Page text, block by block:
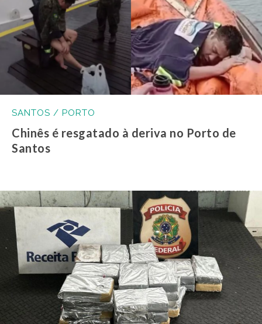
SANTOS / PORTO
Chinês é resgatado à deriva no Porto de
Santos